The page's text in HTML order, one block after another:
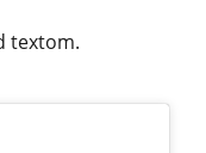
textom.